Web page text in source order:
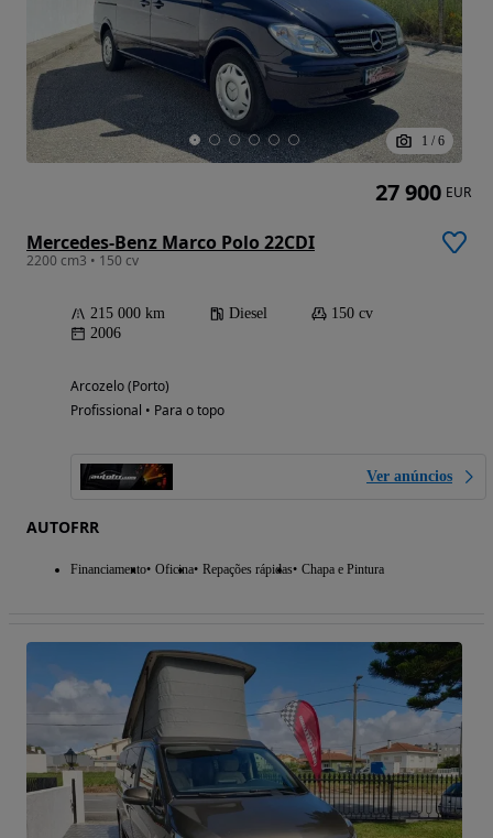
1 / 6
Mercedes-Benz Marco Polo 22CDI
2200 cm3 • 150 cv
215 000 km Diesel
150 cv
2006
Arcozelo (Porto)
Profissional • Para o topo
Ver anúncios
AUTOFRR
Financiamento Oficina Repações rápidas Chapa e Pintura
27 900 EUR